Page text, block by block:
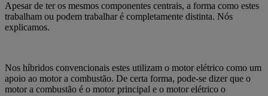
Apesar de ter os mesmos componentes centrais, a forma como estes
trabalham ou podem trabalhar é completamente distinta. Nós
explicamos.
Nos híbridos convencionais estes utilizam o motor elétrico como um
apoio ao motor a combustão. De certa forma, pode-se dizer que o
motor a combustão é o motor principal e o motor elétrico o